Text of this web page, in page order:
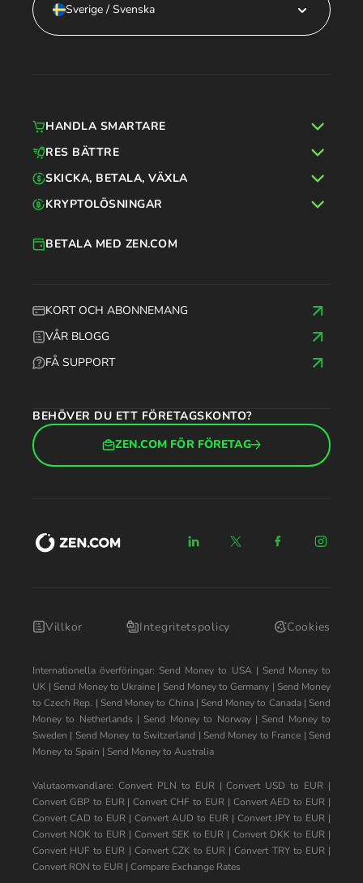
Sverige / Svenska
KORT OCH ABONNEMANG
VÅR BLOGG
FÅ SUPPORT
BETALA MED ZEN.COM
BEHÖVER DU ETT FÖRETAGSKONTO?
ZEN.COM FÖR FÖRETAG
HANDLA SMARTARE
RES BÄTTRE
SKICKA, BETALA, VÄXLA
KRYPTOLÖSNINGAR
Villkor Integritetspolicy Cookies
Internationella överföringar: Send Money to USA| Send Money to
UK | Send Money to Ukraine | Send Money to Germany | Send Money
to Czech Rep. | Send Money to China| Send Money to Canada| Send
Money to Netherlands | Send Money to Norway| Send Money to
Sweden | Send Money to Switzerland | Send Money to France | Send
Money to Spain | Send Money to Australia
Valutaomvandlare: Convert PLN to EUR|Convert USD to EUR |
Convert GBP to EUR|Convert CHF to EUR| Convert AED to EUR |
Convert CAD to EUR | Convert AUD to EUR | Convert JPY to EUR |
Convert NOK to EUR| Convert SEK to EUR |Convert DKK to EUR |
Convert HUF to EUR | Convert CZK to EUR |Convert TRY to EUR|
Convert RON to EUR | Compare Exchange Rates